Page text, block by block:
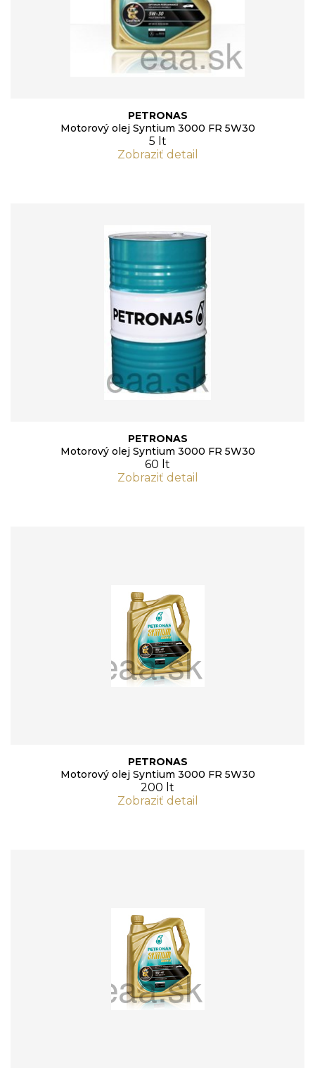
PETRONAS
Motorový olej Syntium 3000 FR 5W30
5 lt
Zobraziť detail
PETRONAS
Motorový olej Syntium 3000 FR 5W30
60 lt
Zobraziť detail
PETRONAS
Motorový olej Syntium 3000 FR 5W30
200 lt
Zobraziť detail